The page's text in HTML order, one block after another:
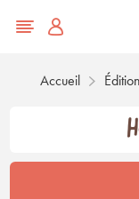
Accueil